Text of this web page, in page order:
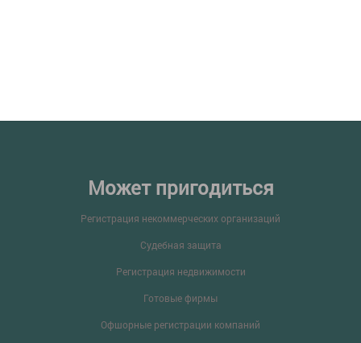
Может пригодиться
Регистрация некоммерческих организаций
Судебная защита
Регистрация недвижимости
Готовые фирмы
Офшорные регистрации компаний